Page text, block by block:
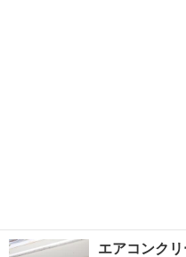
エアコンク